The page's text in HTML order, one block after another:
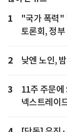
1
"국가 폭력"
토론회, 정
2 낮엔 노인,
3
11주 주문
넥스트레이